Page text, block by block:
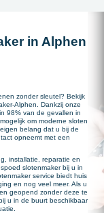
in Alphen
zonder sleutel? Bekijk
Alphen. Dankzij onze
98% van de gevallen in
om moderne sloten
belang dat u bij de
opneemt met een
installatie, reparatie en
slotenmaker bij u in
service biedt huis
en nog veel meer. Als u
geopend zonder deze te
u in de buurt beschikbaar